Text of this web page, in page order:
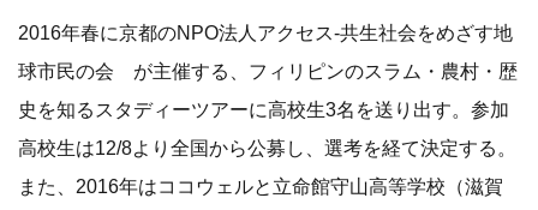
2016年春に京都のNPO法人アクセス-共生社会をめざす地
球市民の会 が主催する、フィリピンのスラム・農村・歴
史を知るスタディーツアーに高校生3名を送り出す。参加
高校生は12/8より全国から公募し、選考を経て決定する。
また、2016年はココウェルと立命館守山高等学校（滋賀